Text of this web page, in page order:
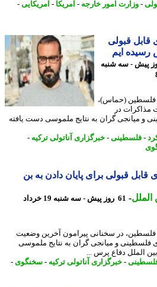
وزارت امور خارجه-آمریکا- آمریکایی-
قبولی
ایم
- سه شنبه
(حماس)،
در
گران به نتایج ملموسی دست یافته
فلسطینی-خبرگزاری آناتولی ترکیه-
قبولی برای پایان دادن به بن
-
61 روز پیش - سه شنبه 19 خرداد
در سخنانی پیرامون آخرین وضعیت
و میانجی گران به نتایج ملموسی
دفاع پرس ...
-خبرگزاری آناتولی ترکیه-سخنگوی-